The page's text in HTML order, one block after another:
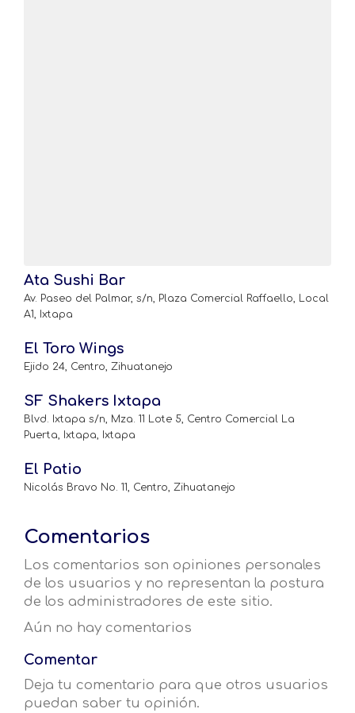
Ata Sushi Bar
Av. Paseo del Palmar, s/n, Plaza Comercial Raffaello, Local
A1, Ixtapa
El Toro Wings
Ejido 24, Centro, Zihuatanejo
SF Shakers Ixtapa
Blvd. Ixtapa s/n, Mza. 11 Lote 5, Centro Comercial La
Puerta, Ixtapa, Ixtapa
El Patio
Nicolás Bravo No. 11, Centro, Zihuatanejo
Comentarios
Los comentarios son opiniones personales
de los usuarios y no representan la postura
de los administradores de este sitio.
Aún no hay comentarios
Comentar
Deja tu comentario para que otros usuarios
puedan saber tu opinión.